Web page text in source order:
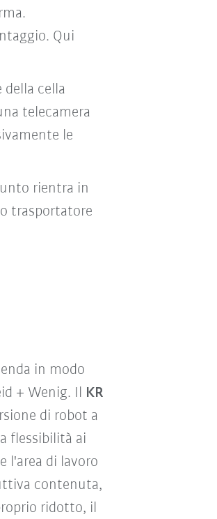
Qui
della cella
telecamera
le
rientra in
trasportatore
in modo
+ Wenig. Il KR
di robot a
flessibilità ai
l'area di lavoro
contenuta,
ridotto, il